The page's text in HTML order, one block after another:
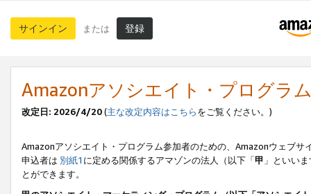
サインイン または 登録
Amazonアソシエイト・プログラ
改定日: 2026/4/20(主な改定内容はこちらをご覧ください。)
Amazonアソシエイト・プログラム参加者のための、Amazonウェブサ
申込者は 別紙1 に定める関係するアマゾンの法人（以下「甲 」といい
とができます。